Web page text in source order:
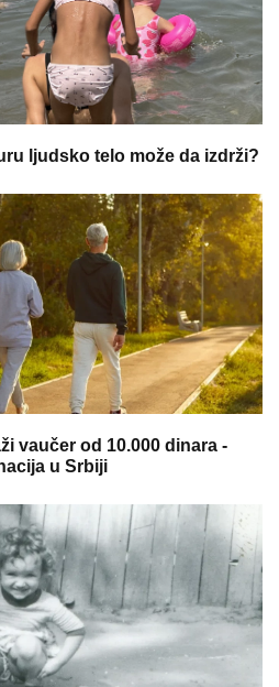
ljudsko telo može da izdrži?
vaučer od 10.000 dinara -
u Srbiji